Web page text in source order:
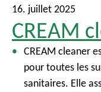
16. juillet 2025
CREAM
CREAM cleaner
pour toutes les
sanitaires. Elle